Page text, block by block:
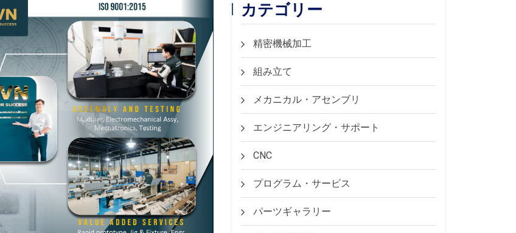
カテゴリー
精密機械加工
組み立て
メカニカル・アセンブリ
エンジニアリング・サポート
CNC
プログラム・サービス
パーツギャラリー